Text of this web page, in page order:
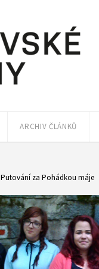
ARCHIV ČLÁNKŮ
Putování za Pohádkou máje